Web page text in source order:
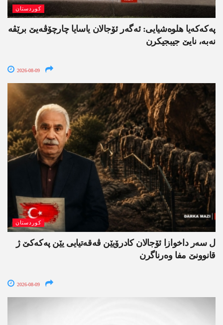
کوردستان
په‌كه‌كه‌یا هلوه‌شیایی: ئەگەر ئۆجالان یاسایا چارچۆڤەیێ برێڤە
نه‌به‌، نایێ جیبجیکرن
2026-08-09
کوردستان
ل سەر داخوازا ئۆجالان کادرۆیێن ڤەقەتیایی یێن پەکەکێ ژ
قانوونێ مفا وەرناگرن
2026-08-09